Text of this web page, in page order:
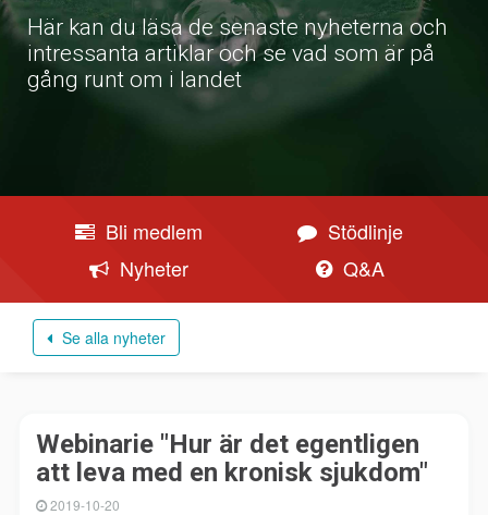
Här kan du läsa de senaste nyheterna och
intressanta artiklar och se vad som är på
gång runt om i landet
Bli medlem
Stödlinje
Nyheter
Q&A
Se alla nyheter
Webinarie "Hur är det egentligen
att leva med en kronisk sjukdom"
2019-10-20